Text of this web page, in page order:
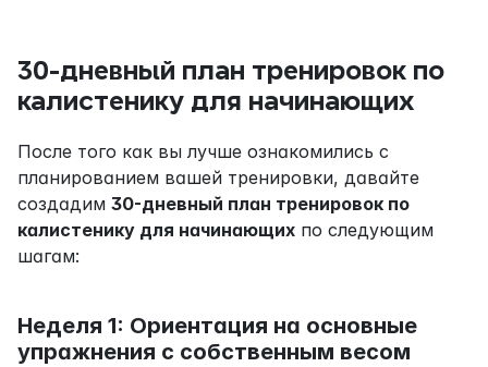
30-дневный план тренировок по
калистенику для начинающих
После того как вы лучше ознакомились с
планированием вашей тренировки, давайте
создадим 30-дневный план тренировок по
калистенику для начинающих по следующим
шагам:
Неделя 1: Ориентация на основные
упражнения с собственным весом